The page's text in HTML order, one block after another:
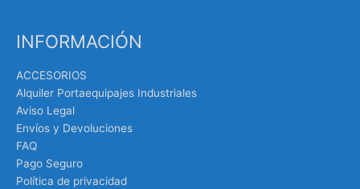
INFORMACIÓN
ACCESORIOS
Alquiler Portaequipajes Industriales
Aviso Legal
Envíos y Devoluciones
FAQ
Pago Seguro
Política de privacidad